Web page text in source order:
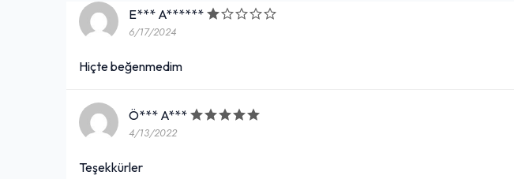
E*** A******
6/17/2024
Hiçte beğenmedim
Ö*** A***
4/13/2022
Teşekkürler